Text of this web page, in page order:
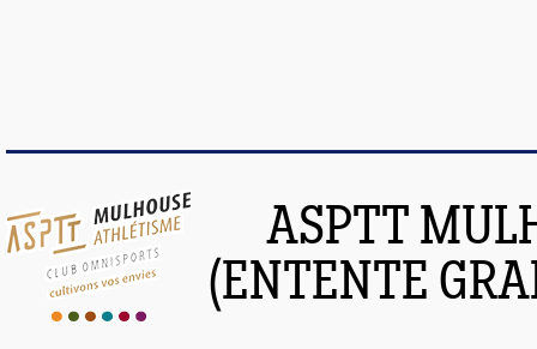
ASPTT
(ENTENTE